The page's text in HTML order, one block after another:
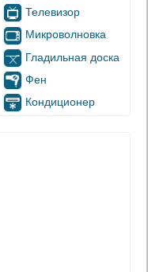
Телевизор
Микроволновка
Гладильная доска
Фен
Кондиционер